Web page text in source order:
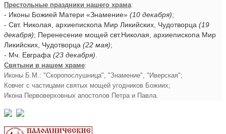
Престольные праздники нашего храма:
- Иконы Божией Матери «Знамение» (10 декабря);
- Свт. Николая, архиепископа Мир Ликийских, Чудотворца (19
декабря); Перенесение мощей свт.Николая, архиепископа Мир
Ликийских, Чудотворца (22 мая);
- Мч. Евграфа (23 декабря)
Святыни в нашем храме:
Иконы Б.М.: "Скоропослушница", "Знамение", "Иверская";
Ковчег с частицами святых мощей угодников Божиих;
Икона Первоверховных апостолов Петра и Павла.